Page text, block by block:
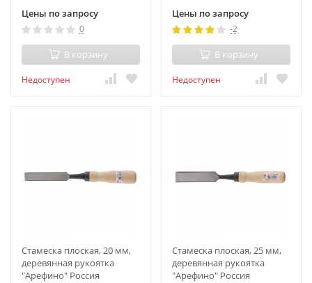
Цены по запросу
0
В корзину
Недоступен
Цены по запросу
-2
В корзину
Недоступен
Стамеска плоская, 20 мм,
деревянная рукоятка
"Арефино" Россия
Стамеска плоская, 25 мм,
деревянная рукоятка
"Арефино" Россия